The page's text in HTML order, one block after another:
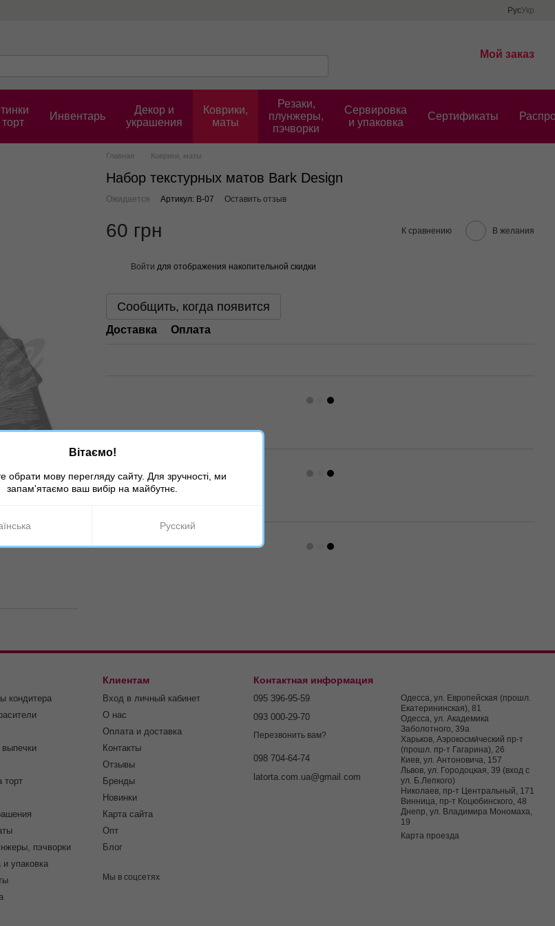
РусУкр
Мой заказ
Инвентарь
Декор и
украшения
Коврики,
маты
Резаки,
плунжеры,
пэчворки
Сервировка
и упаковка
Cертификаты
Главная Коврики, маты
Набор текстурных матов Bark Design
Ожидается Артикул: В-07 Оставить отзыв
60 грн К сравнению В желания
Войти для отображения накопительной скидки
Сообщить, когда появится
Доставка Оплата
кондитера
торт
пэчворки
упаковка
Клиентам
Вход в личный кабинет
О нас
Оплата и доставка
Контакты
Отзывы
Бренды
Новинки
Карта сайта
Опт
Блог
Мы в соцсетях
Контактная информация
095 396-95-59
093 000-29-70
Перезвонить вам?
098 704-64-74
latorta.com.ua@gmail.com
Одесса, ул. Европейская (прошл.
Екатерининская), 81
Одесса, ул. Академика
Заболотного, 39а
Харьков, Аэрокосми́ческий пр-т
(прошл. пр-т Гагарина), 26
Киев, ул. Антоновича, 157
Львов, ул. Городоцкая, 39 (вход с
ул. Б.Лепкого)
Николаев, пр-т Центральный, 171
Винница, пр-т Коцюбинского, 48
Днепр, ул. Владимира Мономаха,
19
Карта проезда
Вітаємо!
обрати мову перегляду сайту. Для зручності, ми
запам'ятаємо ваш вибір на майбутнє.
Русский